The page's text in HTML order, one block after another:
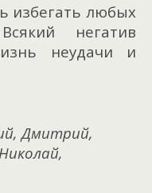
избегать любых
негатив
неудачи и
Дмитрий,